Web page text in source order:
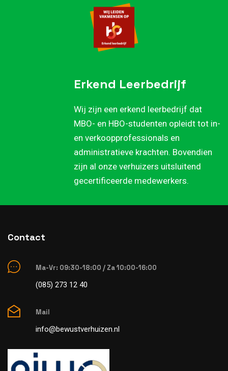
Erkend Leerbedrijf
Wij zijn een erkend leerbedrijf dat
MBO- en HBO-studenten opleidt tot in-
en verkoopprofessionals en
administratieve krachten. Bovendien
zijn al onze verhuizers uitsluitend
gecertificeerde medewerkers.
Contact
Ma-Vr: 09:30-18:00 / Za 10:00-16:00
(085) 273 12 40
Mail
info@bewustverhuizen.nl